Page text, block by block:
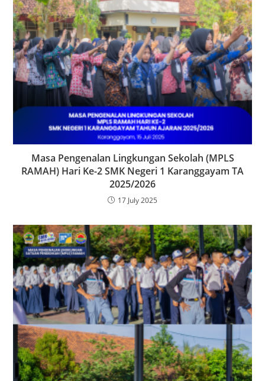
Masa Pengenalan Lingkungan Sekolah (MPLS
RAMAH) Hari Ke-2 SMK Negeri 1 Karanggayam TA
2025/2026
17 July 2025